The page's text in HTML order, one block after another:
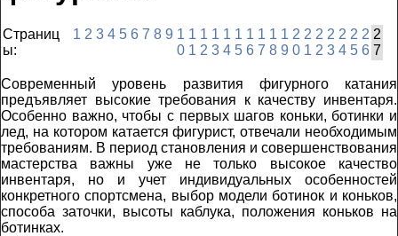
Страниц
ы:
1 2 3 4 5 6 7 8 9 1
0
1
1
1
2
1
3
1
4
1
5
1
6
1
7
1
8
1
9
2
0
2
1
2
2
2
3
2
4
2
5
2
6
2
7
Современный уровень развития фигурного катания
предъявляет высокие требования к качеству инвентаря.
Особенно важно, чтобы с первых шагов коньки, ботинки и
лед, на котором катается фигурист, отвечали необходимым
требованиям. В период становления и совершенствования
мастерства важны уже не только высокое качество
инвентаря, но и учет индивидуальных особенностей
конкретного спортсмена, выбор модели ботинок и коньков,
способа заточки, высоты каблука, положения коньков на
ботинках.